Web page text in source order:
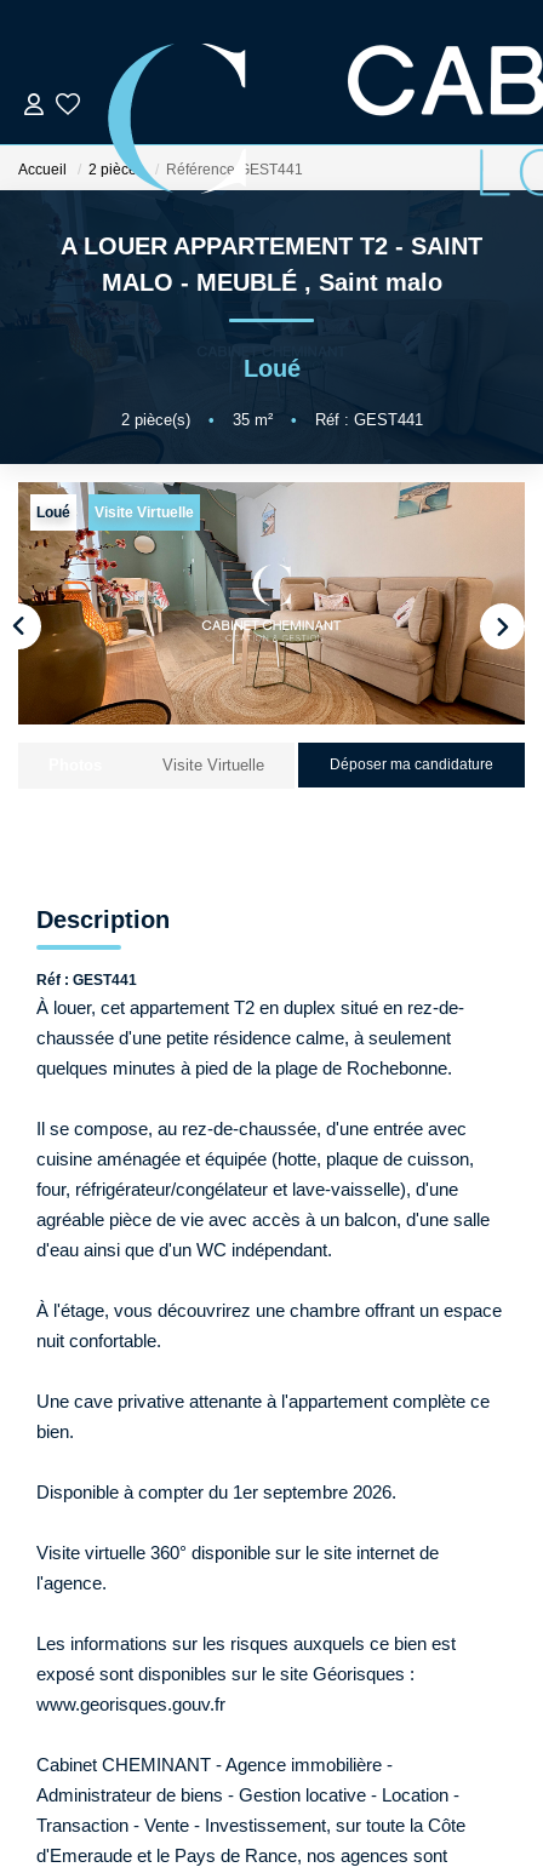
LOUER
VENDRE
GESTION LOCATIVE
NOS AGENCES
Qui Sommes-Nous ?
Nos Biens Loués
Nos Actualités
EXTRANET
CONTACT
Accueil 2 pièces Référence GEST441
A LOUER APPARTEMENT T2 - SAINT
MALO - MEUBLÉ , Saint malo
Loué
2pièce(s) • 35m² • Réf : GEST441
Loué Visite Virtuelle
Visite Virtuelle Déposer ma candidature
Description
Réf : GEST441
À louer, cet appartement T2 en duplex situé en rez-de-
chaussée d'une petite résidence calme, à seulement
quelques minutes à pied de la plage de Rochebonne.
Il se compose, au rez-de-chaussée, d'une entrée avec
cuisine aménagée et équipée (hotte, plaque de cuisson,
four, réfrigérateur/congélateur et lave-vaisselle), d'une
agréable pièce de vie avec accès à un balcon, d'une salle
d'eau ainsi que d'un WC indépendant.
À l'étage, vous découvrirez une chambre offrant un espace
nuit confortable.
Une cave privative attenante à l'appartement complète ce
bien.
Disponible à compter du 1er septembre 2026.
Visite virtuelle 360° disponible sur le site internet de
l'agence.
Les informations sur les risques auxquels ce bien est
exposé sont disponibles sur le site Géorisques :
www.georisques.gouv.fr
Cabinet CHEMINANT - Agence immobilière -
Administrateur de biens - Gestion locative - Location -
Transaction - Vente - Investissement, sur toute la Côte
d'Emeraude et le Pays de Rance, nos agences sont